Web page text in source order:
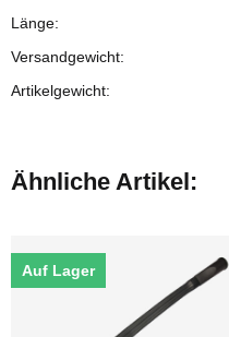
Länge:
Versandgewicht:
Artikelgewicht:
Ähnliche Artikel:
Auf Lager